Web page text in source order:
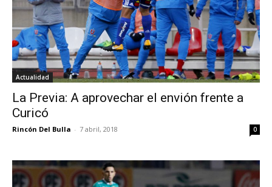
Actualidad
La Previa: A aprovechar el envión frente a
Curicó
Rincón Del Bulla - 7 abril, 2018 0